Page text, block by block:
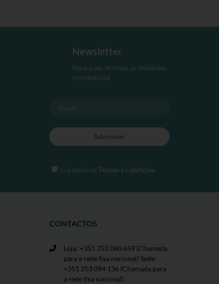
Newsletter
Fique a par de todas as novidades
Incomedicura
Li e aceito os Termos e Condições.
CONTACTOS
Loja: +351 252 060 659 (Chamada
para a rede fixa nacional) Sede:
+351 253 094 136 (Chamada para
a rede fixa nacional)